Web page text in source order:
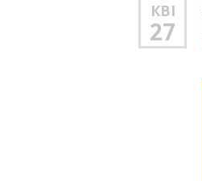
КВІ
27